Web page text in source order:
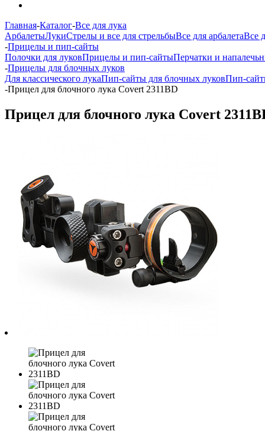
Главная-Каталог-Все для лука
АрбалетыЛукиСтрелы и все для стрельбыВсе для арбалетаВсе
-Прицелы и пип-сайты
Полочки для луковПрицелы и пип-сайтыПерчатки и
-Прицелы для блочных луков
Для классического лукаПип-сайты для блочных луковПип-
-Прицел для блочного лука Covert 2311BD
Прицел для блочного лука Covert